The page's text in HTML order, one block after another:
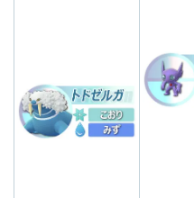
（技1）を6回撃つとゲ
つるのムチ を6回撃つ
ドプラント のゲージ消費
る。